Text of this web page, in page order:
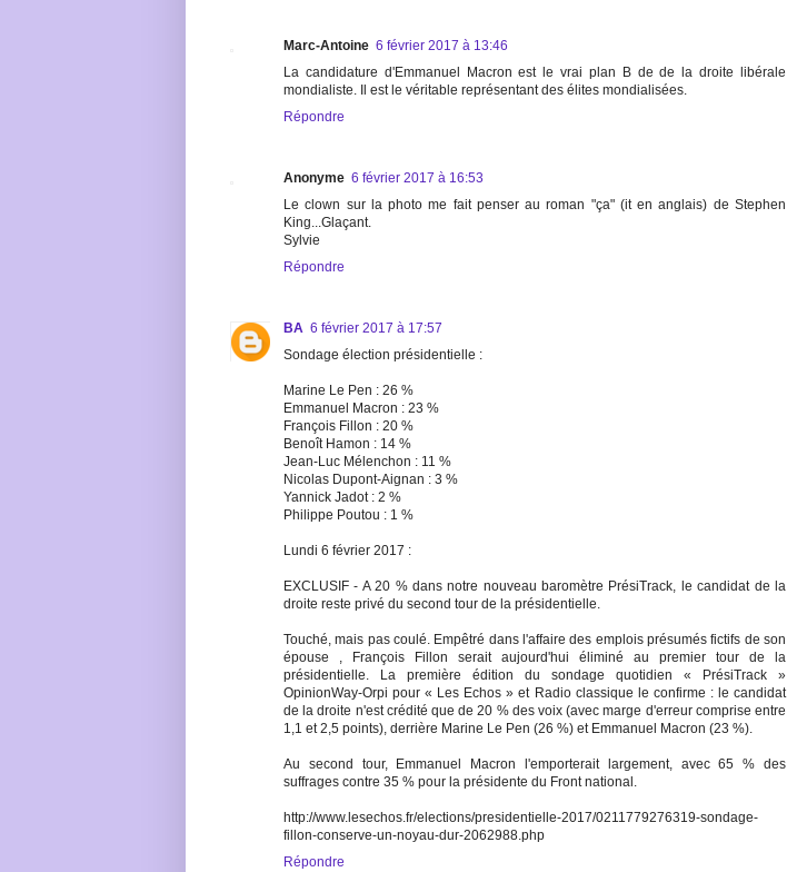
Marc-Antoine 6 février 2017 à 13:46
La candidature d'Emmanuel Macron est le vrai plan B de de la droite libérale
mondialiste. Il est le véritable représentant des élites mondialisées.
Répondre
Anonyme 6 février 2017 à 16:53
Le clown sur la photo me fait penser au roman "ça" (it en anglais) de Stephen
King...Glaçant.
Sylvie
Répondre
BA 6 février 2017 à 17:57
Sondage élection présidentielle :
Marine Le Pen : 26 %
Emmanuel Macron : 23 %
François Fillon : 20 %
Benoît Hamon : 14 %
Jean-Luc Mélenchon : 11 %
Nicolas Dupont-Aignan : 3 %
Yannick Jadot : 2 %
Philippe Poutou : 1 %
Lundi 6 février 2017 :
EXCLUSIF - A 20 % dans notre nouveau baromètre PrésiTrack, le candidat de la
droite reste privé du second tour de la présidentielle.
Touché, mais pas coulé. Empêtré dans l'affaire des emplois présumés fictifs de son
épouse , François Fillon serait aujourd'hui éliminé au premier tour de la
présidentielle. La première édition du sondage quotidien « PrésiTrack »
OpinionWay-Orpi pour « Les Echos » et Radio classique le confirme : le candidat
de la droite n'est crédité que de 20 % des voix (avec marge d'erreur comprise entre
1,1 et 2,5 points), derrière Marine Le Pen (26 %) et Emmanuel Macron (23 %).
Au second tour, Emmanuel Macron l'emporterait largement, avec 65 % des
suffrages contre 35 % pour la présidente du Front national.
http://www.lesechos.fr/elections/presidentielle-2017/0211779276319-sondage-
fillon-conserve-un-noyau-dur-2062988.php
Répondre